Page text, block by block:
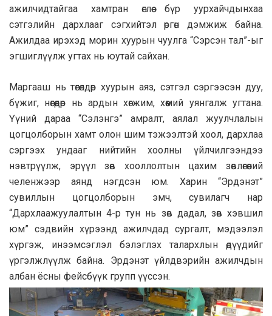
ажилчидтайгаа хамтран өглөө бүр уурхайчдынхаа
сэтгэлийн дархлааг сэгхийтэл өргөн дэмжиж байна.
Ажилдаа ирэхэд морин хуурын чуулга “Сэрсэн тал”-ыг
эгшиглүүлж угтах нь юутай сайхан.
Маргааш нь төгөлдөр хуурын аяз, сэтгэл сэргээсэн дуу,
бүжиг, нөгөөдөр нь ардын хөгжим, хөөмий уянгалж угтана.
Үүний дараа “Сэлэнгэ” амралт, аялал жуулчлалын
цогцолборын хамт олон шим тэжээлтэй хоол, дархлаа
сэргээх ундааг нийтийн хоолны үйлчилгээндээ
нэвтрүүлж, эрүүл зөв хооллолтын цахим зөвлөгөөний
челенжээр аянд нэгдсэн юм. Харин “Эрдэнэт”
сувиллын цогцолборын эмч, сувилагч нар
“Дархлаажуулалтын 4-р тун нь зөв дадал, зөв хэвшил
юм” сэдвийн хүрээнд ажилчдад сургалт, мэдээлэл
хүргэж, инээмсэглэл бэлэглэх талархлын өдүүдийг
үргэлжлүүлж байна. Эрдэнэт үйлдвэрийн ажилчдын
албан ёсны фейсбүүк групп үүссэн.